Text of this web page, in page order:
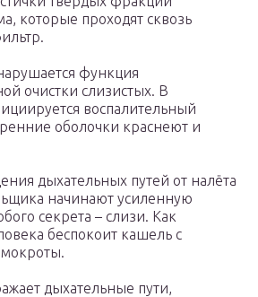
которые проходят сквозь
функция
очистки слизистых. В
воспалительный
оболочки краснеют и
дыхательных путей от налёта
начинают усиленную
секрета – слизи. Как
беспокоит кашель с
дыхательные пути,